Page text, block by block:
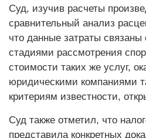
Суд, изучив расчеты
сравнительный анализ
что данные затраты связаны
стадиями рассмотрения
стоимости таких же услуг,
юридическими компаниями
критериям известности,
Суд также отметил, что
представила конкретных